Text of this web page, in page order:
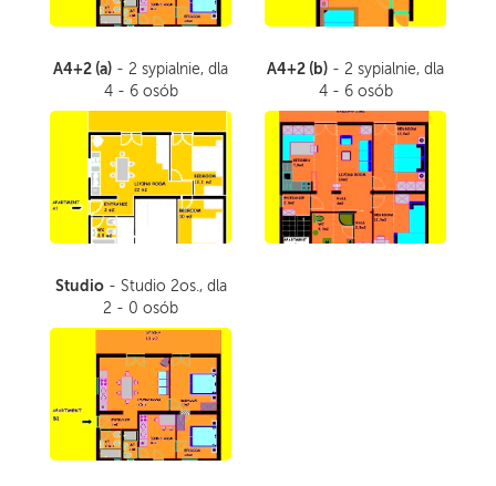
A4+2 (a) - 2 sypialnie, dla
4 - 6 osób
A4+2 (b) - 2 sypialnie, dla
4 - 6 osób
Studio- Studio 2os., dla
2 - 0 osób